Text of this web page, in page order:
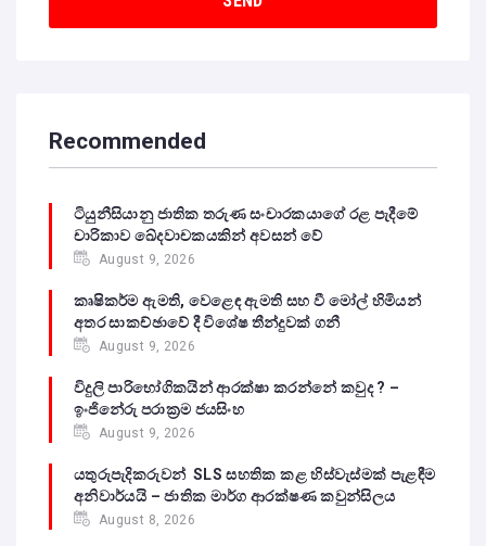
Recommended
ටියුනීසියානු ජාතික තරුණ සංචාරකයාගේ රළ පැදීමේ
චාරිකාව ඛේදවාචකයකින් අවසන් වේ‍
August 9, 2026
කෘෂිකර්ම ඇමති, වෙළෙඳ ඇමති සහ වී මෝල් හිමියන්
අතර සාකච්ඡාවේ දී විශේෂ තීන්දුවක් ගනී
August 9, 2026
විදුලි පාරිභෝගිකයින් ආරක්ෂා කරන්නේ කවුද ? –
ඉංජිනේරු පරාක්‍රම ජයසිංහ
August 9, 2026
යතුරුපැදිකරුවන් SLS සහතික කළ හිස්වැස්මක් පැළඳීම
අනිවාර්යයි – ජාතික මාර්ග ආරක්ෂණ කවුන්සිලය
August 8, 2026